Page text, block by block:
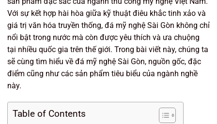
Với sự kết hợp hài hòa giữa kỹ thuật điêu khắc tinh xảo và
giá trị văn hóa truyền thống, đá mỹ nghệ Sài Gòn không chỉ
nổi bật trong nước mà còn được yêu thích và ưa chuộng
tại nhiều quốc gia trên thế giới. Trong bài viết này, chúng ta
sẽ cùng tìm hiểu về đá mỹ nghệ Sài Gòn, nguồn gốc, đặc
điểm cũng như các sản phẩm tiêu biểu của ngành nghề
này.
Table of Contents